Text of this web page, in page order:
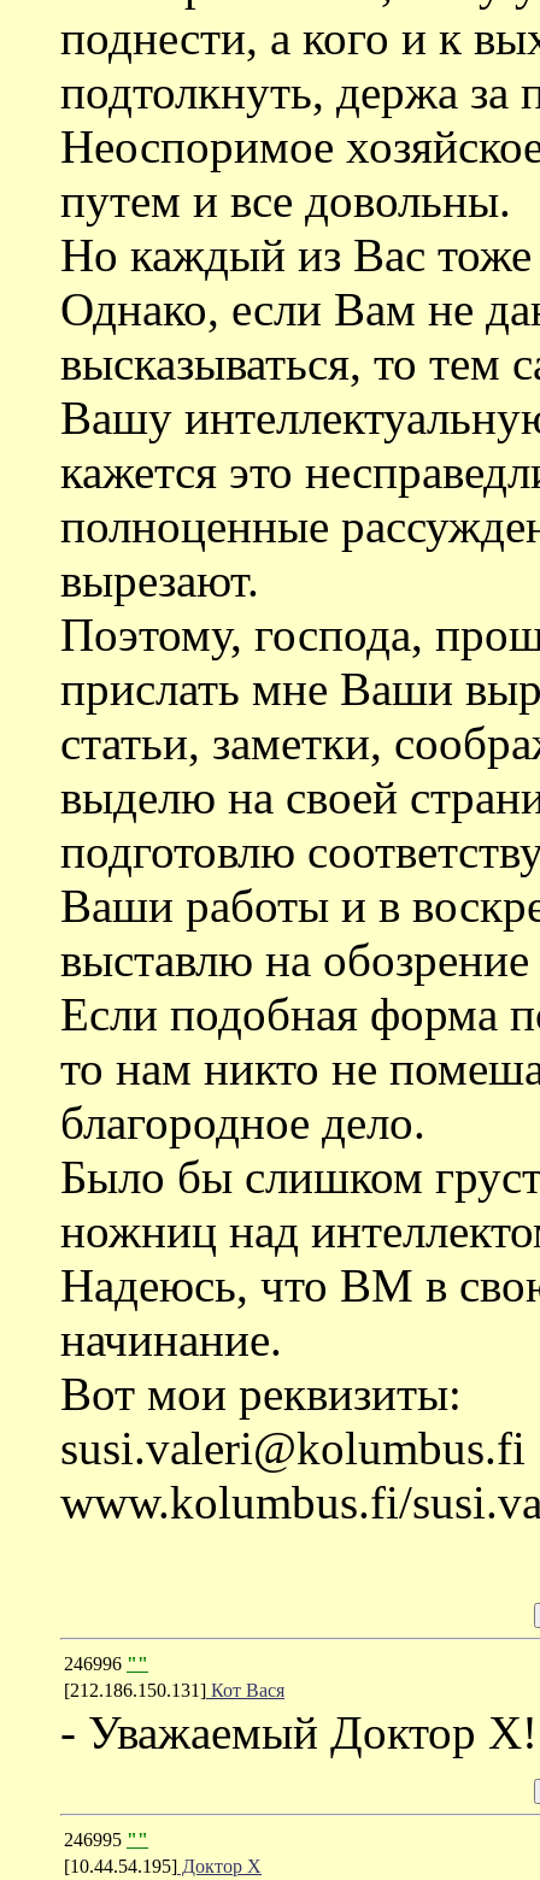
поднести, а кого и к
подтолкнуть, держа
Неоспоримое
путем и все довольны.
Но каждый из Вас тоже
Однако, если Вам не
высказываться, то
Вашу
кажется это
полноценные
вырезают.
Поэтому, господа,
прислать мне Ваши
статьи, заметки,
выделю на своей
подготовлю
Ваши работы и в
выставлю на обозрение
Если подобная форма
то нам никто не
благородное дело.
Было бы слишком
ножниц над
Надеюсь, что ВМ в
начинание.
Вот мои реквизиты:
susi.valeri@kolumbus.fi
www.kolumbus.fi/
246996 ""
[212.186.150.131] Кот Вася
- Уважаемый Доктор
246995 ""
[10.44.54.195] Доктор Х